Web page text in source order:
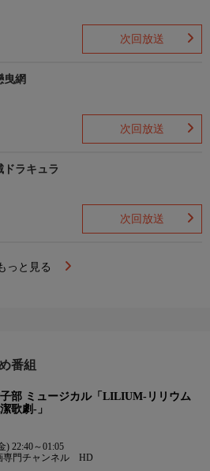
次回放送
曳網
次回放送
ドラキュラ
次回放送
っと見る
番組
部 ミュージカル「LILIUM-リリウム
歌劇-」
) 22:40～01:05
専門チャンネル HD